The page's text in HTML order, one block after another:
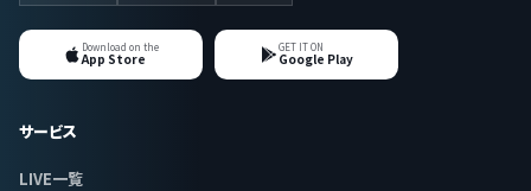
Download on the
App Store
GET IT ON
Google Play
サービス
LIVE一覧